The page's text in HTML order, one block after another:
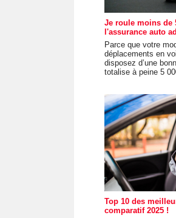
Je roule moins de
l'assurance auto
Parce que votre
déplacements en
disposez d’une
totalise à peine 5
Top 10 des
comparatif 2025 !